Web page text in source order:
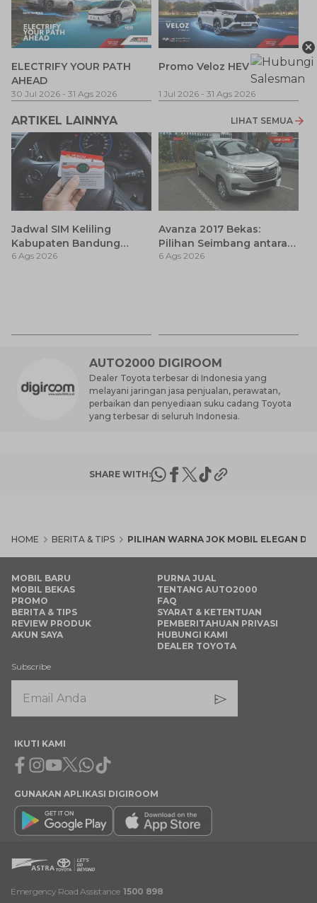
ELECTRIFY YOUR PATH
AHEAD
30 Jul 2026 - 31 Ags 2026
Promo Veloz HEV
1 Jul 2026 - 31 Ags 2026
ARTIKEL LAINNYA LIHAT SEMUA
Jadwal SIM Keliling
Kabupaten Bandung
Terbaru 2026 dan
6 Ags 2026
Avanza 2017 Bekas:
Pilihan Seimbang antara
Harga dan Fitur Modern
6 Ags 2026
AUTO2000 DIGIROOM
Dealer Toyota terbesar di Indonesia yang
melayani jaringan jasa penjualan, perawatan,
perbaikan dan penyediaan suku cadang Toyota
yang terbesar di seluruh Indonesia.
SHARE WITH:
HOME BERITA & TIPS PILIHAN WARNA JOK MOBIL ELEGAN
×
MOBIL BARU
MOBIL BEKAS
PROMO
BERITA & TIPS
REVIEW PRODUK
AKUN SAYA
PURNA JUAL
TENTANG AUTO2000
FAQ
SYARAT & KETENTUAN
PEMBERITAHUAN PRIVASI
HUBUNGI KAMI
DEALER TOYOTA
Subscribe
IKUTI KAMI
Facebook
Instagram
Youtube
X Whatsapp
Tiktok
GUNAKAN APLIKASI DIGIROOM
Emergency Road Assistance 1500 898